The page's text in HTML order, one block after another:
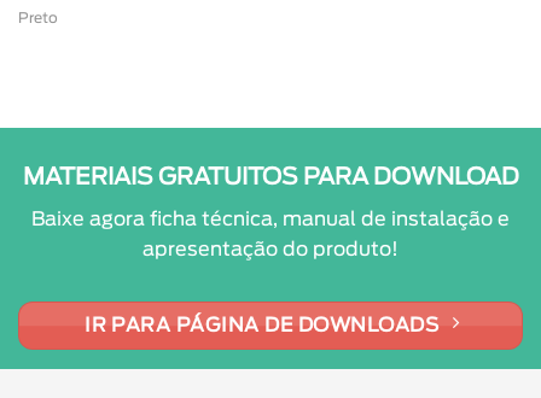
Preto
MATERIAIS GRATUITOS PARA DOWNLOAD
Baixe agora ficha técnica, manual de instalação e
apresentação do produto!
IR PARA PÁGINA DE DOWNLOADS